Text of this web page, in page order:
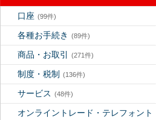
口座 (99件)
各種お手続き (89件)
商品・お取引 (271件)
制度・税制 (136件)
サービス (48件)
オンライントレード・テレフォント